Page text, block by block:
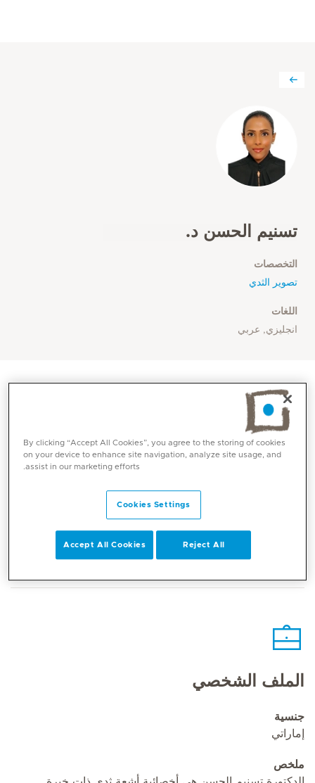
تسنيم الحسن د.
التخصصات
تصوير الثدي
اللغات
انجليزي, عربي
المهارات الأساسية
الملف الشخصي
جنسية
إماراتي
ملخص
By clicking “Accept All Cookies”, you agree to the storing of cookies
on your device to enhance site navigation, analyze site usage, and
assist in our marketing efforts.
Cookies Settings
Reject All
Accept All Cookies